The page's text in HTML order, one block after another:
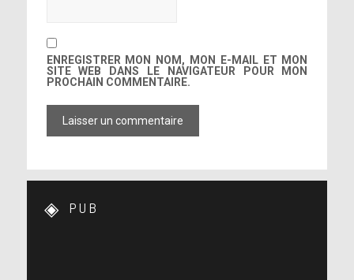
ENREGISTRER MON NOM, MON E-MAIL ET MON
SITE WEB DANS LE NAVIGATEUR POUR MON
PROCHAIN COMMENTAIRE.
PUB